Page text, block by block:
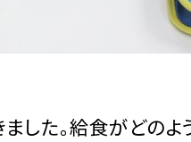
した。給食がどのよ